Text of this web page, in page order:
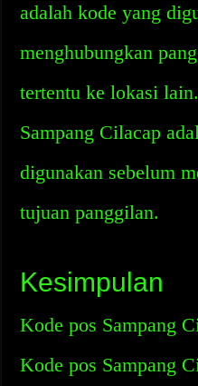
adalah kode yang
menghubungkan
tertentu ke lokasi
Sampang Cilacap
digunakan sebelum
tujuan panggilan.
Kesimpulan
Kode pos Sampang
Kode pos Sampang